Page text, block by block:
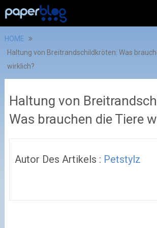
HOME
Haltung von Breitrandschildkröten: Was
wirklich?
Haltung von
Was brauchen die Tiere
Autor Des Artikels : Petstylz